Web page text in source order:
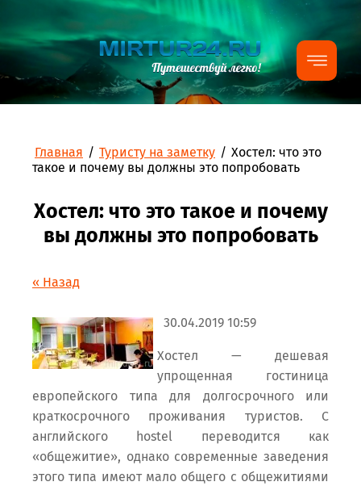
Главная / Туристу на заметку / Хостел: что это
такое и почему вы должны это попробовать
Хостел: что это такое и почему
вы должны это попробовать
« Назад
30.04.2019 10:59
Хостел — дешевая
упрощенная гостиница
европейского типа для долгосрочного или
краткосрочного проживания туристов. С
английского hostel переводится как
«общежитие», однако современные заведения
этого типа имеют мало общего с общежитиями